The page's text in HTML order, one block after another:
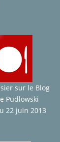
sur le Blog
Pudlowski
22 juin 2013